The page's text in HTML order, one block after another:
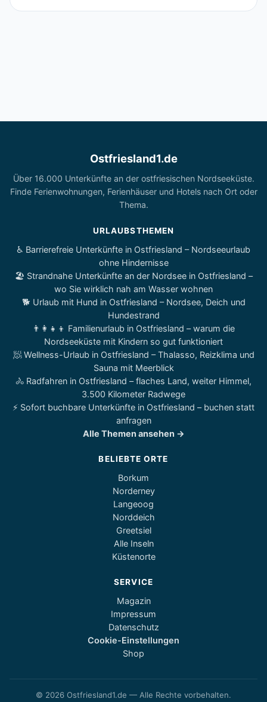
Ostfriesland1.de
Über 16.000 Unterkünfte an der ostfriesischen Nordseeküste.
Finde Ferienwohnungen, Ferienhäuser und Hotels nach Ort oder
Thema.
URLAUBSTHEMEN
♿ Barrierefreie Unterkünfte in Ostfriesland – Nordseeurlaub
ohne Hindernisse
🏖️ Strandnahe Unterkünfte an der Nordsee in Ostfriesland –
wo Sie wirklich nah am Wasser wohnen
🐕 Urlaub mit Hund in Ostfriesland – Nordsee, Deich und
Hundestrand
👨‍👩‍👧‍👦 Familienurlaub in Ostfriesland – warum die
Nordseeküste mit Kindern so gut funktioniert
🧖 Wellness-Urlaub in Ostfriesland – Thalasso, Reizklima und
Sauna mit Meerblick
🚴 Radfahren in Ostfriesland – flaches Land, weiter Himmel,
3.500 Kilometer Radwege
⚡ Sofort buchbare Unterkünfte in Ostfriesland – buchen statt
anfragen
Alle Themen ansehen →
BELIEBTE ORTE
Borkum
Norderney
Langeoog
Norddeich
Greetsiel
Alle Inseln
Küstenorte
SERVICE
Magazin
Impressum
Datenschutz
Cookie-Einstellungen
Shop
© 2026 Ostfriesland1.de — Alle Rechte vorbehalten.